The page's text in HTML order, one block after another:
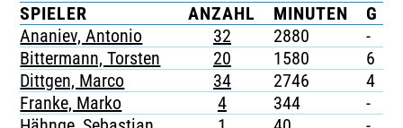
TICKETING
SPIELER
ANZAHL MINUTEN G
Ananiev, Antonio
32 2880 -
Bittermann, Torsten
20 1580 6
Dittgen, Marco
34 2746 4
Franke, Marko
4 344 -